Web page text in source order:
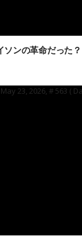
ンの革命だった？